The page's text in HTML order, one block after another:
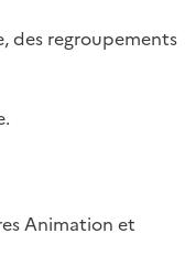
des regroupements
Animation et